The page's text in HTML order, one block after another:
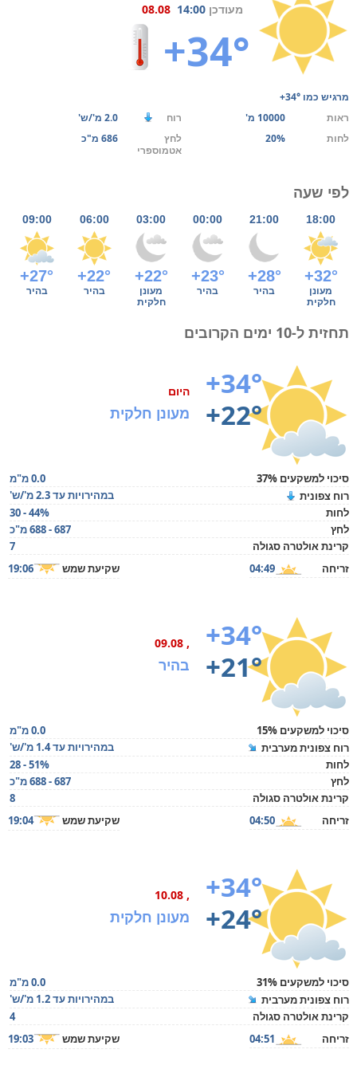
מעודכן 14:00
08.08
+34°
מרגיש כמו +34°
ראות
10000 מ' רוח
2.0 מ'/ש'
לחות
20%
לחץ
אטמוספרי
686 מ"כ
לפי שעה
18:00
21:00
00:00
03:00
06:00
09:00
+32°
+28°
+23°
+22°
+22°
+27°
מעונן
חלקית
בהיר בהיר
מעונן
חלקית
בהיר בהיר
תחזית ל-10 ימים הקרובים
+34°
+22°
היום
מעונן חלקית
סיכוי למשקעים 37%
0.0 מ"מ
רוח צפונית
במהירויות עד 2.3 מ'/ש'
לחות
30 - 44%
לחץ
687 - 688 מ"כ
קרינת אולטרה סגולה
7
זריחה
04:49 שקיעת שמש 19:06
+34°
+21°
, 09.08
בהיר
סיכוי למשקעים 15%
0.0 מ"מ
רוח צפונית מערבית
במהירויות עד 1.4 מ'/ש'
לחות
28 - 51%
לחץ
687 - 688 מ"כ
קרינת אולטרה סגולה
8
זריחה
04:50 שקיעת שמש 19:04
+34°
+24°
, 10.08
מעונן חלקית
סיכוי למשקעים 31%
0.0 מ"מ
רוח צפונית מערבית
במהירויות עד 1.2 מ'/ש'
קרינת אולטרה סגולה
4
זריחה
04:51 שקיעת שמש 19:03